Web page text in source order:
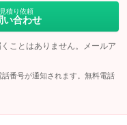
積り依頼
い合わせ
ことはありません。メールア
番号が通知されます。無料電話